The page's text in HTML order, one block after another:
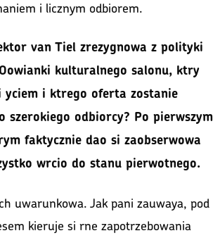
i licznym odbiorem.
van Tiel zrezygnowa z polityki
kulturalnego salonu, ktry
yciem i ktrego oferta zostanie
szerokiego odbiorcy? Po pierwszym
faktycznie dao si zaobserwowa
wrcio do stanu pierwotnego.
uwarunkowa. Jak pani zauwaya, pod
kieruje si rne zapotrzebowania